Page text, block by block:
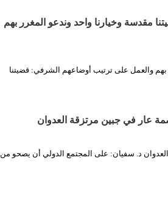
مقدسة وخيارنا واحد وندعو المغرر بهم
بهم والعمل على ترتيب أوضاعهم الشرفي: قضيتنا
عار في جبين مرتزقة العدوان
د. سفيان: على المجتمع الدولي أن يصحو من